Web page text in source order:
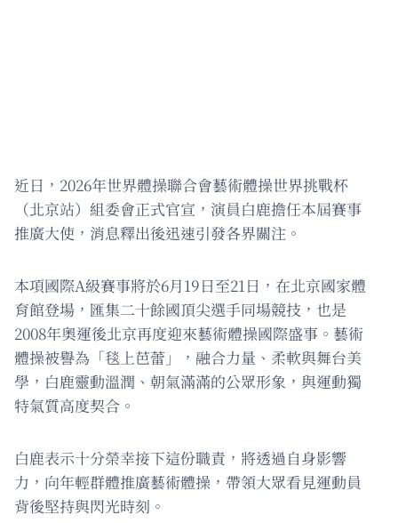
近日，2026年世界體操聯合會藝術體操世界挑戰杯
（北京站）組委會正式官宣，演員白鹿擔任本屆賽事
推廣大使，消息釋出後迅速引發各界關注。
本項國際A級賽事將於6月19日至21日，在北京國家體
育館登場，匯集二十餘國頂尖選手同場競技，也是
2008年奧運後北京再度迎來藝術體操國際盛事。藝術
體操被譽為「毯上芭蕾」，融合力量、柔軟與舞台美
學，白鹿靈動溫潤、朝氣滿滿的公眾形象，與運動獨
特氣質高度契合。
白鹿表示十分榮幸接下這份職責，將透過自身影響
力，向年輕群體推廣藝術體操，帶領大眾看見運動員
背後堅持與閃光時刻。